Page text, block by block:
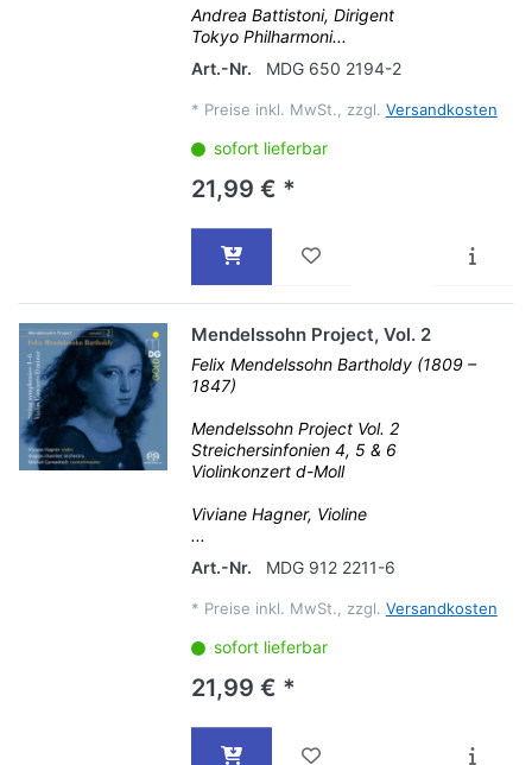
Andrea Battistoni, Dirigent
Tokyo Philharmoni...
Art.-Nr.
MDG 650 2194-2
* Preise inkl. MwSt., zzgl. Versandkosten
sofort lieferbar
21,99 € *
Mendelssohn Project, Vol. 2
Felix Mendelssohn Bartholdy (1809 –
1847)
Mendelssohn Project Vol. 2
Streichersinfonien 4, 5 & 6
Violinkonzert d-Moll
Viviane Hagner, Violine
...
Art.-Nr.
MDG 912 2211-6
* Preise inkl. MwSt., zzgl. Versandkosten
sofort lieferbar
21,99 € *